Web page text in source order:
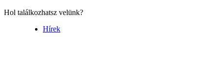
Hol találkozhatsz velünk?
Hírek